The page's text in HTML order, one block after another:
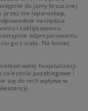
do jamy brzusznej
nie laparoskop,
narzędzia
i zaklipsowaniu
odpreparowaniu
go z ciała. Na koniec
hospitalizacji.
zalecenia pozabiegowe i
się do nich wpływa w